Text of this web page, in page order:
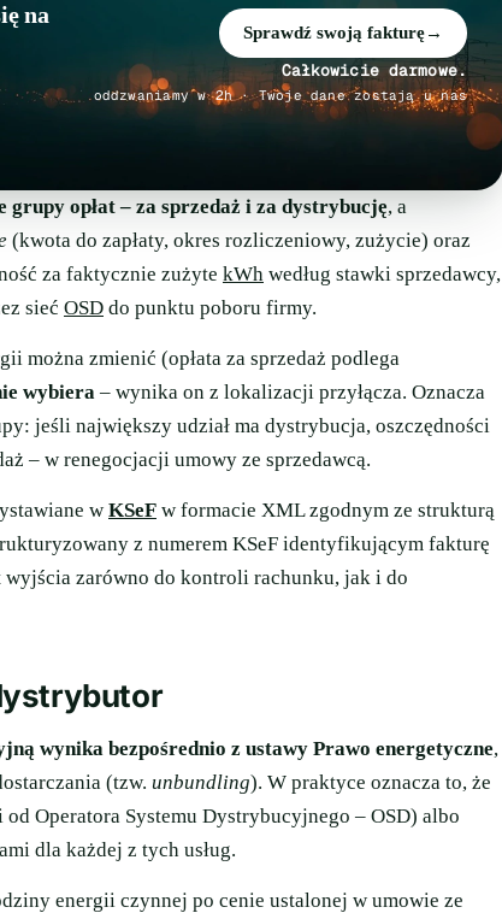
na
Sprawdź swoją fakturę→
Całkowicie darmowe.
oddzwaniamy w 2h · Twoje dane zostają u nas
grupy opłat – za sprzedaż i za dystrybucję, a
(kwota do zapłaty, okres rozliczeniowy, zużycie) oraz
za faktycznie zużyte kWh według stawki sprzedawcy,
sieć OSD do punktu poboru firmy.
można zmienić (opłata za sprzedaż podlega
wybiera – wynika on z lokalizacji przyłącza. Oznacza
jeśli największy udział ma dystrybucja, oszczędności
– w renegocjacji umowy ze sprzedawcą.
w KSeF w formacie XML zgodnym ze strukturą
z numerem KSeF identyfikującym fakturę
zarówno do kontroli rachunku, jak i do
wynika bezpośrednio z ustawy Prawo energetyczne,
(tzw. unbundling). W praktyce oznacza to, że
Operatora Systemu Dystrybucyjnego – OSD) albo
dla każdej z tych usług.
energii czynnej po cenie ustalonej w umowie ze